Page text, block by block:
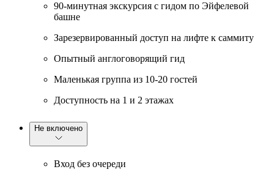
90-минутная экскурсия с гидом по Эйфелевой
башне
Зарезервированный доступ на лифте к саммиту
Опытный англоговорящий гид
Маленькая группа из 10-20 гостей
Доступность на 1 и 2 этажах
Не включено
Вход без очереди